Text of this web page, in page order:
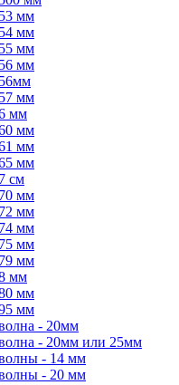
мм
мм
мм
мм
мм
мм
мм
мм
мм
см
мм
мм
мм
мм
мм
мм
мм
мм
- 20мм
- 20мм или 25мм
- 14 мм
- 20 мм